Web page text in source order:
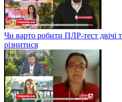
Чи варто робити ПЛР-тест двічі
різнитися